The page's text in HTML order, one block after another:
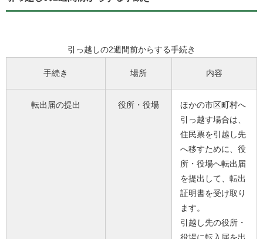
引っ越しの2週間前からする手続き
手続き 場所 内容
転出届の提出 役所・役場
ほかの市区町村へ
引っ越す場合は、
住民票を引越し先
へ移すために、役
所・役場へ転出届
を提出して、転出
証明書を受け取り
ます。
引越し先の役所・